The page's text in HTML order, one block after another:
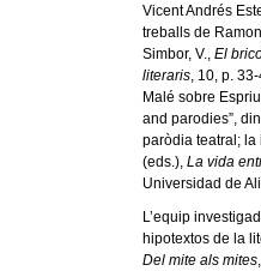
Vicent Andrés
treballs de
Simbor, V., El
literaris, 10, p.
Malé sobre
and parodies”,
paròdia teatral; la
(eds.), La vida
Universidad de
L’equip
hipotextos de la
Del mite als mites